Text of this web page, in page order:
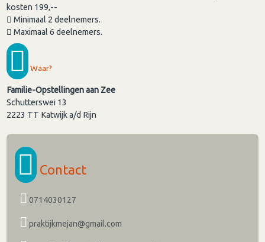
kosten 199,--
Minimaal 2 deelnemers.
Maximaal 6 deelnemers.
Waar?
Familie-Opstellingen aan Zee
Schutterswei 13
2223 TT Katwijk a/d Rijn
Contact
0714030127
praktijkmejan@gmail.com